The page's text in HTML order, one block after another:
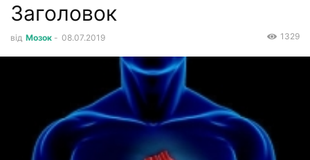
Заголовок
від Мозок - 08.07.2019 1329